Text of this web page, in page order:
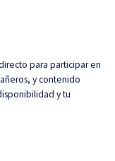
para participar en
y contenido
y tu